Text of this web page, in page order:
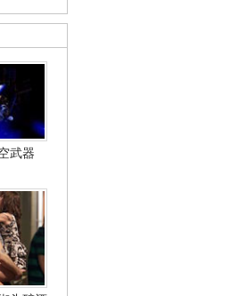
武器